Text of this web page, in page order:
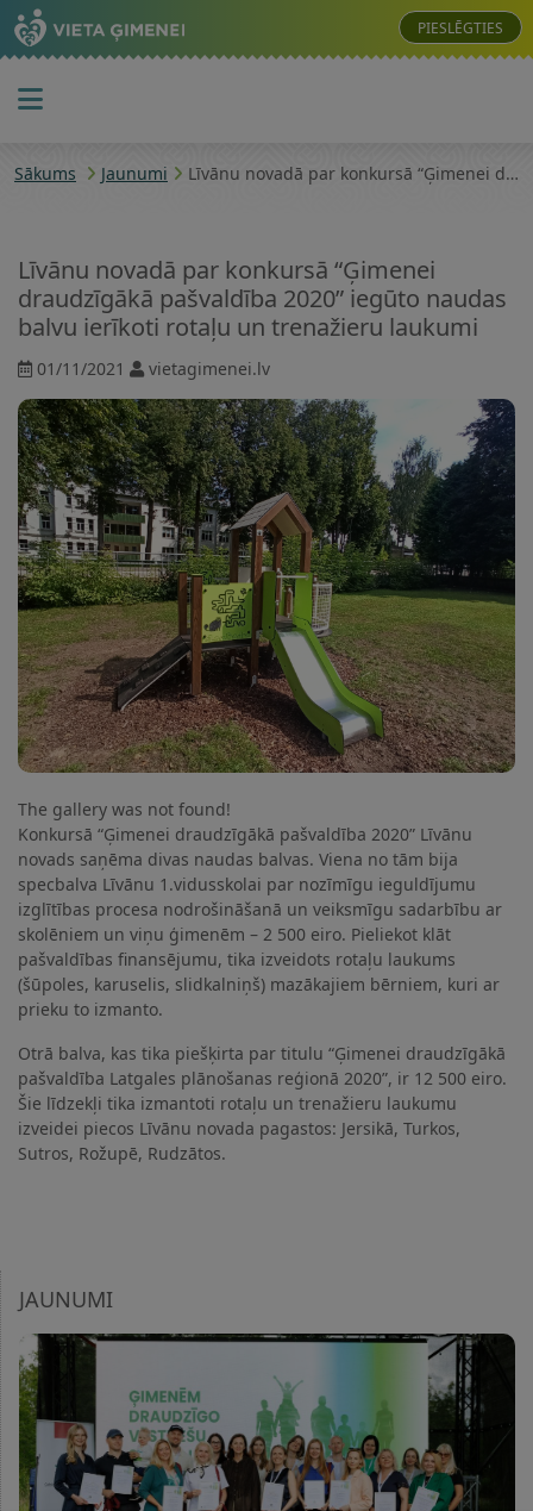
PIESLĒGTIES
Sākums Jaunumi Līvānu novadā par konkursā “Ģimenei draudzīgākā pašvaldība 2020” iegūto naudas balvu ierīkoti rotaļu un trenažieru laukumi
Līvānu novadā par konkursā “Ģimenei
draudzīgākā pašvaldība 2020” iegūto naudas
balvu ierīkoti rotaļu un trenažieru laukumi
01/11/2021 vietagimenei.lv
The gallery was not found!
Konkursā “Ģimenei draudzīgākā pašvaldība 2020” Līvānu
novads saņēma divas naudas balvas. Viena no tām bija
specbalva Līvānu 1.vidusskolai par nozīmīgu ieguldījumu
izglītības procesa nodrošināšanā un veiksmīgu sadarbību ar
skolēniem un viņu ģimenēm – 2 500 eiro. Pieliekot klāt
pašvaldības finansējumu, tika izveidots rotaļu laukums
(šūpoles, karuselis, slidkalniņš) mazākajiem bērniem, kuri ar
prieku to izmanto.
Otrā balva, kas tika piešķirta par titulu “Ģimenei draudzīgākā
pašvaldība Latgales plānošanas reģionā 2020”, ir 12 500 eiro.
Šie līdzekļi tika izmantoti rotaļu un trenažieru laukumu
izveidei piecos Līvānu novada pagastos: Jersikā, Turkos,
Sutros, Rožupē, Rudzātos.
JAUNUMI